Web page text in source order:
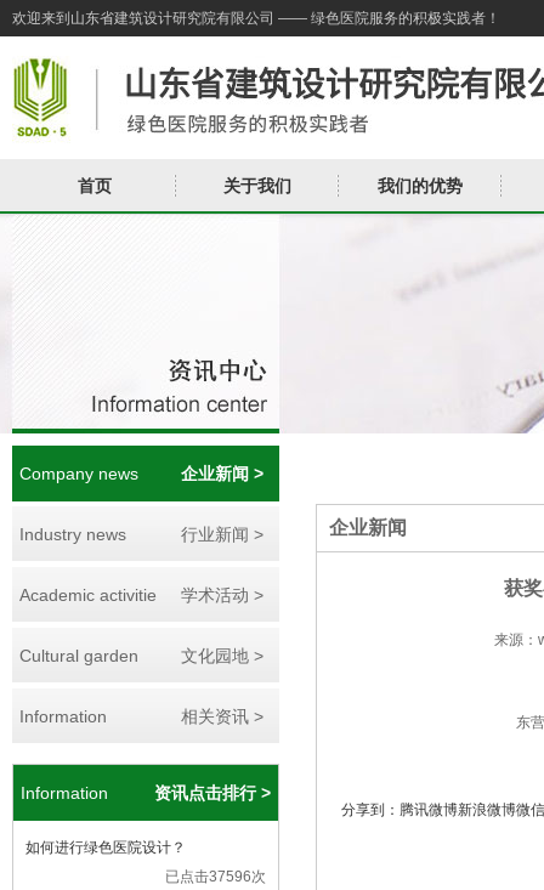
欢迎来到山东省建筑设计研究院有限公司 —— 绿色医院服务的积极实践者！
首页 关于我们 我们的优势
企业新闻 >
Company news
行业新闻 >
Industry news
学术活动 >
Academic activitie
文化园地 >
Cultural garden
相关资讯 >
Information
Information 资讯点击排行 >
如何进行绿色医院设计？
已点击37596次
企业新闻
获
来源：
东营市
分享到： 腾讯微博新浪微博微信